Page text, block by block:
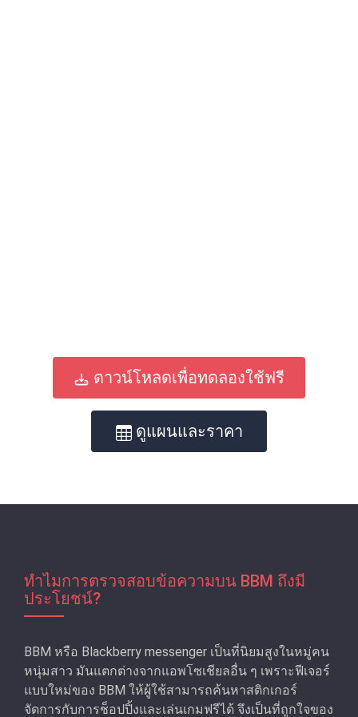
ดาวน์โหลดเพื่อทดลองใช้ฟรี
ดูแผนและราคา
ทําไมการตรวจสอบข้อความบน BBM ถึงมี
ประโยชน์?
BBM หรือ Blackberry messenger เป็นที่นิยมสูงในหมู่คน
หนุ่มสาว มันแตกต่างจากแอพโซเชียลอื่น ๆ เพราะฟีเจอร์
แบบใหม่ของ BBM ให้ผู้ใช้สามารถค้นหาสติกเกอร์
จัดการกับการช็อปปิ้งและเล่นเกมฟรีได้ จึงเป็นที่ถูกใจของ